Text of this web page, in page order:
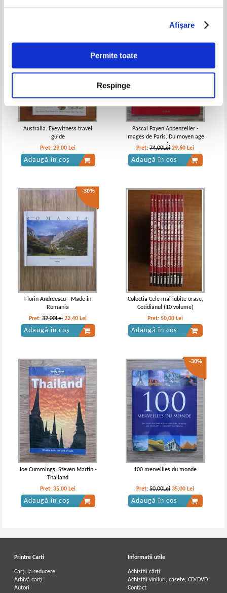
Afişare
Permite toate
Respinge
Australia. Eyewitness travel
guide
Pret:29,00 Lei
Adaugă în coș
Pascal Payen Appenzeller -
Images de Paris. Du moyen age
a nos jours
Pret:74,00Lei 29,60 Lei
Adaugă în coș
-30%
Florin Andreescu - Made in
Romania
Pret:32,00Lei 22,40 Lei
Adaugă în coș
Colectia Cele mai iubite orase,
Cotidianul (10 volume)
Pret:50,00 Lei
Adaugă în coș
Joe Cummings, Steven Martin -
Thailand
Pret:35,00 Lei
Adaugă în coș
-30%
100 merveilles du monde
Pret:50,00Lei 35,00 Lei
Adaugă în coș
Printre Carti
Carți la reducere
Arhivă carți
Autori
Informatii utile
Achizitii cărți
Achizitii viniluri, casete, CD/DVD
Contact